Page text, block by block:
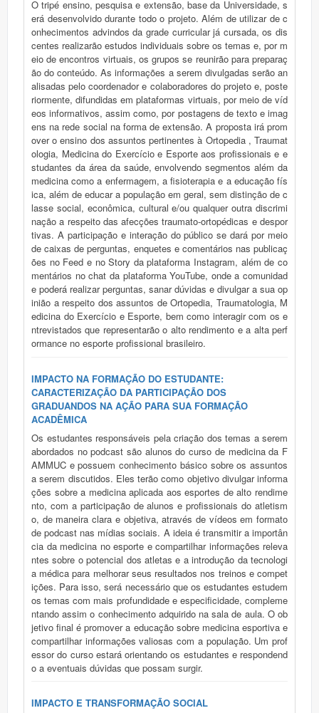
O tripé ensino, pesquisa e extensão, base da Universidade, s
erá desenvolvido durante todo o projeto. Além de utilizar de c
onhecimentos advindos da grade curricular já cursada, os dis
centes realizarão estudos individuais sobre os temas e, por m
eio de encontros virtuais, os grupos se reunirão para preparaç
ão do conteúdo. As informações a serem divulgadas serão an
alisadas pelo coordenador e colaboradores do projeto e, poste
riormente, difundidas em plataformas virtuais, por meio de víd
eos informativos, assim como, por postagens de texto e imag
ens na rede social na forma de extensão. A proposta irá prom
over o ensino dos assuntos pertinentes à Ortopedia , Traumat
ologia, Medicina do Exercício e Esporte aos profissionais e e
studantes da área da saúde, envolvendo segmentos além da
medicina como a enfermagem, a fisioterapia e a educação fís
ica, além de educar a população em geral, sem distinção de c
lasse social, econômica, cultural e/ou qualquer outra discrimi
nação a respeito das afecções traumato-ortopédicas e despor
tivas. A participação e interação do público se dará por meio
de caixas de perguntas, enquetes e comentários nas publicaç
ões no Feed e no Story da plataforma Instagram, além de co
mentários no chat da plataforma YouTube, onde a comunidad
e poderá realizar perguntas, sanar dúvidas e divulgar a sua op
inião a respeito dos assuntos de Ortopedia, Traumatologia, M
edicina do Exercício e Esporte, bem como interagir com os e
ntrevistados que representarão o alto rendimento e a alta perf
ormance no esporte profissional brasileiro.
IMPACTO NA FORMAÇÃO DO ESTUDANTE:
CARACTERIZAÇÃO DA PARTICIPAÇÃO DOS
GRADUANDOS NA AÇÃO PARA SUA FORMAÇÃO
ACADÊMICA
Os estudantes responsáveis pela criação dos temas a serem
abordados no podcast são alunos do curso de medicina da F
AMMUC e possuem conhecimento básico sobre os assuntos
a serem discutidos. Eles terão como objetivo divulgar informa
ções sobre a medicina aplicada aos esportes de alto rendime
nto, com a participação de alunos e profissionais do atletism
o, de maneira clara e objetiva, através de vídeos em formato
de podcast nas mídias sociais. A ideia é transmitir a importân
cia da medicina no esporte e compartilhar informações releva
ntes sobre o potencial dos atletas e a introdução da tecnologi
a médica para melhorar seus resultados nos treinos e compet
ições. Para isso, será necessário que os estudantes estudem
os temas com mais profundidade e especificidade, compleme
ntando assim o conhecimento adquirido na sala de aula. O ob
jetivo final é promover a educação sobre medicina esportiva e
compartilhar informações valiosas com a população. Um prof
essor do curso estará orientando os estudantes e respondend
o a eventuais dúvidas que possam surgir.
IMPACTO E TRANSFORMAÇÃO SOCIAL